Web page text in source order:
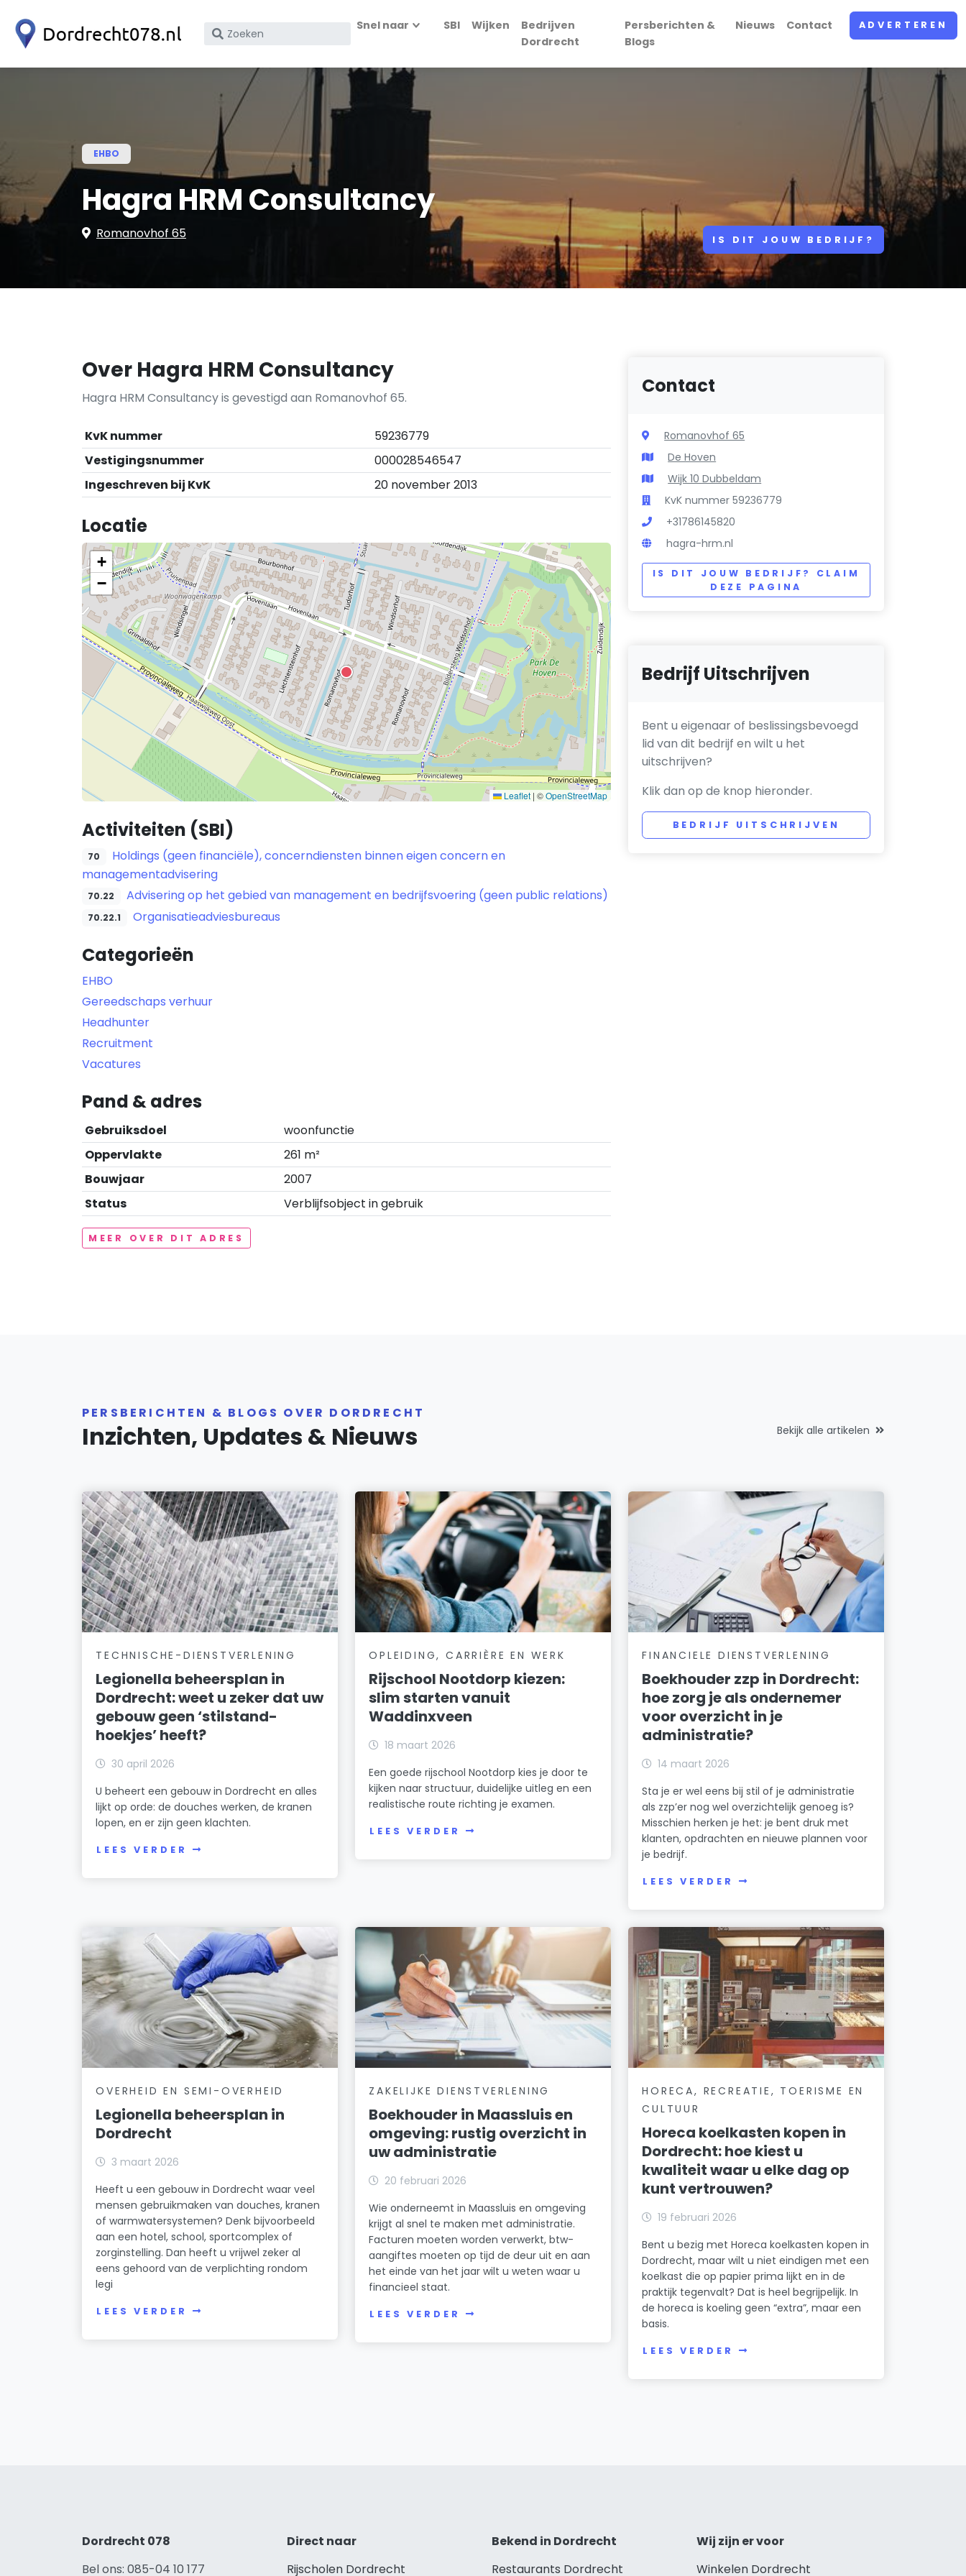
Zoek
bedrijfsnaam
KvK
nummer
Snel naar SBI Wijken
Bedrijven
Dordrecht
Persberichten &
Blogs
Nieuws Contact ADVERTEREN
EHBO
Hagra HRM Consultancy
Romanovhof 65 IS DIT JOUW BEDRIJF?
Over Hagra HRM Consultancy
Hagra HRM Consultancy is gevestigd aan Romanovhof 65.
KvK nummer
59236779
Vestigingsnummer
000028546547
Ingeschreven bij KvK
20 november 2013
Locatie
+
−
Leaflet | ©OpenStreetMap
Activiteiten (SBI)
70
Holdings (geen financiële), concerndiensten binnen eigen concern en
managementadvisering
70.22 Advisering op het gebied van management en bedrijfsvoering (geen public relations)
70.22.1 Organisatieadviesbureaus
Categorieën
EHBO
Gereedschaps verhuur
Headhunter
Recruitment
Vacatures
Pand & adres
Gebruiksdoel
woonfunctie
Oppervlakte
261 m²
Bouwjaar
2007
Status
Verblijfsobject in gebruik
MEER OVER DIT ADRES
Contact
Romanovhof 65
De Hoven
Wijk 10 Dubbeldam
KvK nummer 59236779
+31786145820
hagra-hrm.nl
IS DIT JOUW BEDRIJF? CLAIM
DEZE PAGINA
Bedrijf Uitschrijven
Bent u eigenaar of beslissingsbevoegd
lid van dit bedrijf en wilt u het
uitschrijven?
Klik dan op de knop hieronder.
BEDRIJF UITSCHRIJVEN
PERSBERICHTEN & BLOGS OVER DORDRECHT
Inzichten, Updates & Nieuws Bekijk alle artikelen
TECHNISCHE-DIENSTVERLENING
Legionella beheersplan in
Dordrecht: weet u zeker dat uw
gebouw geen ‘stilstand-
hoekjes’ heeft?
30 april 2026
U beheert een gebouw in Dordrecht en alles
lijkt op orde: de douches werken, de kranen
lopen, en er zijn geen klachten.
LEES VERDER
OPLEIDING, CARRIÈRE EN WERK
Rijschool Nootdorp kiezen:
slim starten vanuit
Waddinxveen
18 maart 2026
Een goede rijschool Nootdorp kies je door te
kijken naar structuur, duidelijke uitleg en een
realistische route richting je examen.
LEES VERDER
FINANCIELE DIENSTVERLENING
Boekhouder zzp in Dordrecht:
hoe zorg je als ondernemer
voor overzicht in je
administratie?
14 maart 2026
Sta je er wel eens bij stil of je administratie
als zzp’er nog wel overzichtelijk genoeg is?
Misschien herken je het: je bent druk met
klanten, opdrachten en nieuwe plannen voor
je bedrijf.
LEES VERDER
OVERHEID EN SEMI-OVERHEID
Legionella beheersplan in
Dordrecht
3 maart 2026
Heeft u een gebouw in Dordrecht waar veel
mensen gebruikmaken van douches, kranen
of warmwatersystemen? Denk bijvoorbeeld
aan een hotel, school, sportcomplex of
zorginstelling. Dan heeft u vrijwel zeker al
eens gehoord van de verplichting rondom
legi
LEES VERDER
ZAKELIJKE DIENSTVERLENING
Boekhouder in Maassluis en
omgeving: rustig overzicht in
uw administratie
20 februari 2026
Wie onderneemt in Maassluis en omgeving
krijgt al snel te maken met administratie.
Facturen moeten worden verwerkt, btw-
aangiftes moeten op tijd de deur uit en aan
het einde van het jaar wilt u weten waar u
financieel staat.
LEES VERDER
HORECA, RECREATIE, TOERISME EN
CULTUUR
Horeca koelkasten kopen in
Dordrecht: hoe kiest u
kwaliteit waar u elke dag op
kunt vertrouwen?
19 februari 2026
Bent u bezig met Horeca koelkasten kopen in
Dordrecht, maar wilt u niet eindigen met een
koelkast die op papier prima lijkt en in de
praktijk tegenvalt? Dat is heel begrijpelijk. In
de horeca is koeling geen “extra”, maar een
basis.
LEES VERDER
Dordrecht 078
Bel ons: 085-04 10 177
Direct naar
Rijscholen Dordrecht
Bekend in Dordrecht
Restaurants Dordrecht
Wij zijn er voor
Winkelen Dordrecht